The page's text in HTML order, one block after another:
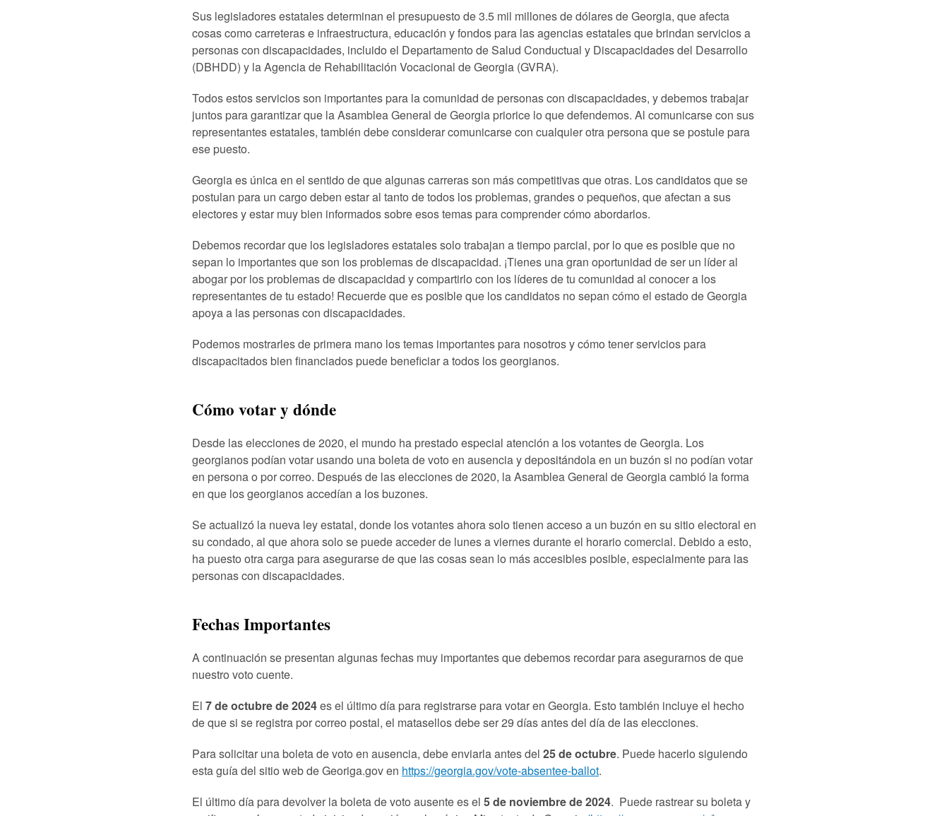
Sus legisladores estatales determinan el presupuesto de 3.5 mil millones de dólares de Georgia, que afecta
cosas como carreteras e infraestructura, educación y fondos para las agencias estatales que brindan servicios a
personas con discapacidades, incluido el Departamento de Salud Conductual y Discapacidades del Desarrollo
(DBHDD) y la Agencia de Rehabilitación Vocacional de Georgia (GVRA).
Todos estos servicios son importantes para la comunidad de personas con discapacidades, y debemos trabajar
juntos para garantizar que la Asamblea General de Georgia priorice lo que defendemos. Al comunicarse con sus
representantes estatales, también debe considerar comunicarse con cualquier otra persona que se postule para
ese puesto.
Georgia es única en el sentido de que algunas carreras son más competitivas que otras. Los candidatos que se
postulan para un cargo deben estar al tanto de todos los problemas, grandes o pequeños, que afectan a sus
electores y estar muy bien informados sobre esos temas para comprender cómo abordarlos.
Debemos recordar que los legisladores estatales solo trabajan a tiempo parcial, por lo que es posible que no
sepan lo importantes que son los problemas de discapacidad. ¡Tienes una gran oportunidad de ser un líder al
abogar por los problemas de discapacidad y compartirlo con los líderes de tu comunidad al conocer a los
representantes de tu estado! Recuerde que es posible que los candidatos no sepan cómo el estado de Georgia
apoya a las personas con discapacidades.
Podemos mostrarles de primera mano los temas importantes para nosotros y cómo tener servicios para
discapacitados bien financiados puede beneficiar a todos los georgianos.
Cómo votar y dónde
Desde las elecciones de 2020, el mundo ha prestado especial atención a los votantes de Georgia. Los
georgianos podían votar usando una boleta de voto en ausencia y depositándola en un buzón si no podían votar
en persona o por correo. Después de las elecciones de 2020, la Asamblea General de Georgia cambió la forma
en que los georgianos accedían a los buzones.
Se actualizó la nueva ley estatal, donde los votantes ahora solo tienen acceso a un buzón en su sitio electoral en
su condado, al que ahora solo se puede acceder de lunes a viernes durante el horario comercial. Debido a esto,
ha puesto otra carga para asegurarse de que las cosas sean lo más accesibles posible, especialmente para las
personas con discapacidades.
Fechas Importantes
A continuación se presentan algunas fechas muy importantes que debemos recordar para asegurarnos de que
nuestro voto cuente.
El 7 de octubre de 2024es el último día para registrarse para votar en Georgia. Esto también incluye el hecho
de que si se registra por correo postal, el matasellos debe ser 29 días antes del día de las elecciones.
Para solicitar una boleta de voto en ausencia, debe enviarla antes del 25 de octubre. Puede hacerlo siguiendo
esta guía del sitio web de Georiga.gov en https://georgia.gov/vote-absentee-ballot.
El último día para devolver la boleta de voto ausente es el 5 de noviembre de 2024. Puede rastrear su boleta y